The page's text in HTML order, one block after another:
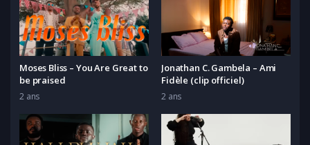
Moses Bliss – You Are Great to
be praised
2 ans
Jonathan C. Gambela – Ami
Fidèle (clip officiel)
2 ans